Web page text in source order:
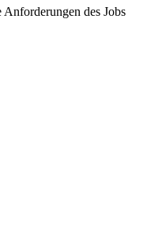
des Jobs